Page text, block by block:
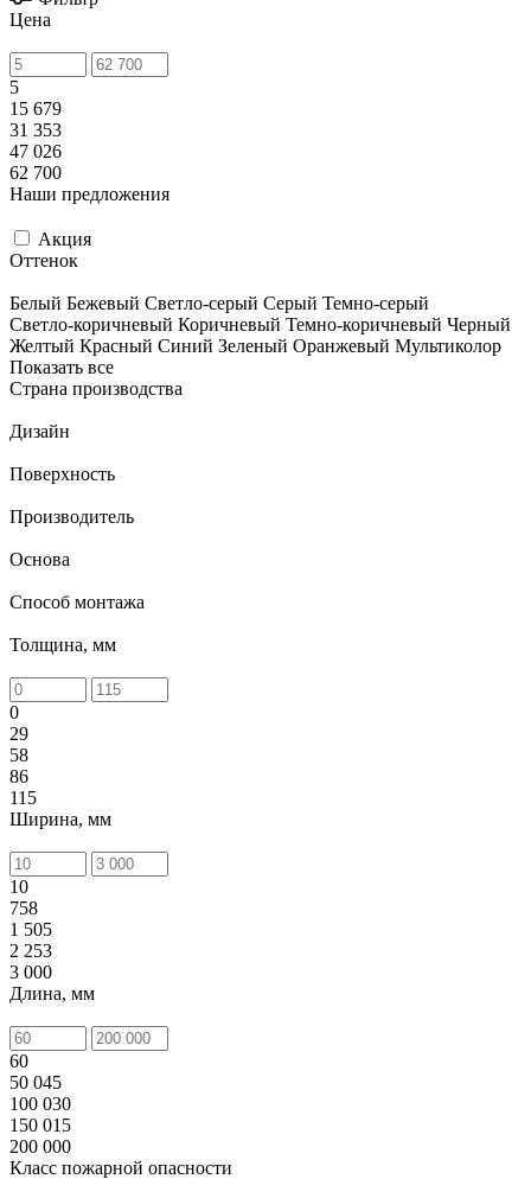
Цена
5
15 679
31 353
47 026
62 700
Наши предложения
Акция
Оттенок
Белый Бежевый Светло-серый Серый Темно-серый
Светло-коричневый Коричневый Темно-коричневый Черный
Желтый Красный Синий Зеленый Оранжевый Мультиколор
Показать все
Страна производства
Дизайн
Поверхность
Производитель
Основа
Способ монтажа
Толщина, мм
0
29
58
86
115
Ширина, мм
10
758
1 505
2 253
3 000
Длина, мм
60
50 045
100 030
150 015
200 000
Класс пожарной опасности